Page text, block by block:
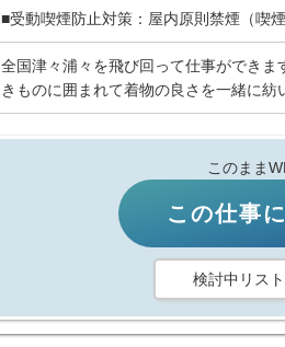
■受動喫煙防止対策：屋内原則禁煙（喫煙
全国津々浦々を飛び回って仕事ができま
きものに囲まれて着物の良さを一緒に
このまま
この仕事
検討中リス